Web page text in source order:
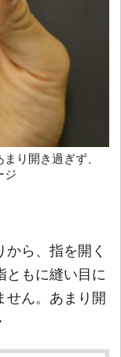
り開き過ぎず、
ジ
ら、指を開く
ともに縫い目に
せん。あまり開